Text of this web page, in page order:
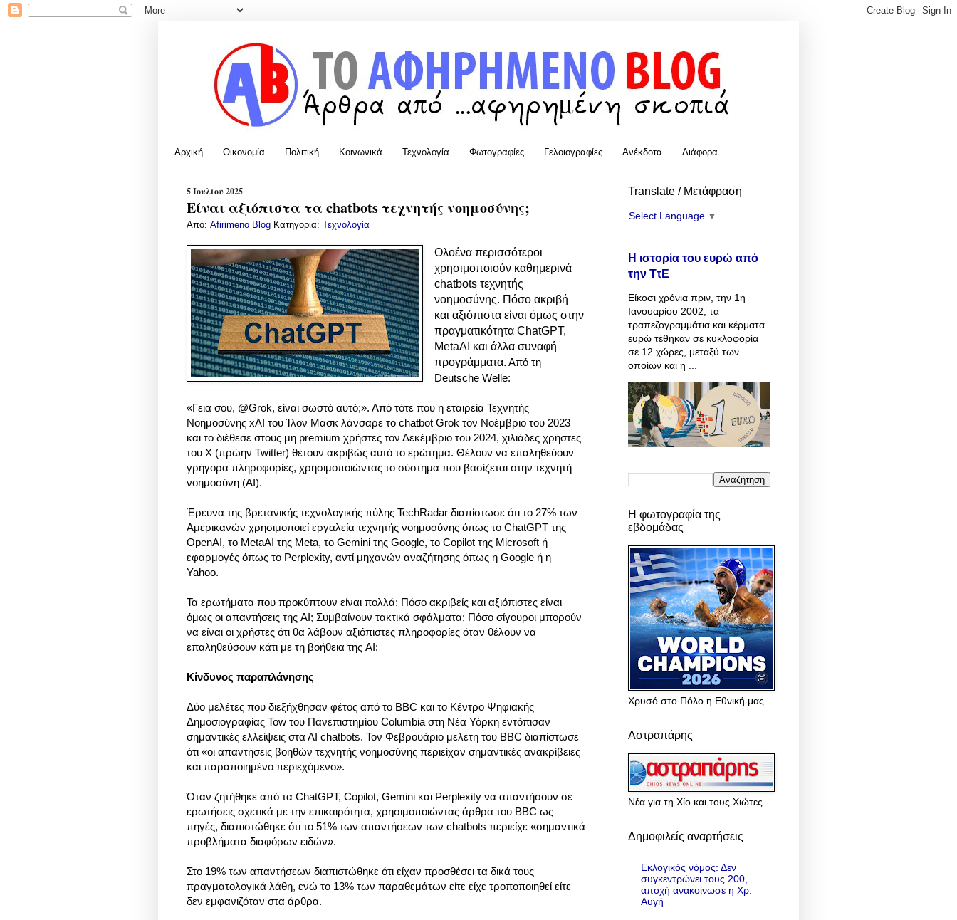
Αρχική Οικονομία Πολιτική Κοινωνικά Τεχνολογία Φωτογραφίες Γελοιογραφίες Ανέκδοτα Διάφορα
5 Ιουλίου 2025
Είναι αξιόπιστα τα chatbots τεχνητής νοημοσύνης;
Από: Afirimeno Blog Κατηγορία: Τεχνολογία
Ολοένα περισσότεροι
χρησιμοποιούν καθημερινά
chatbots τεχνητής
νοημοσύνης. Πόσο ακριβή
και αξιόπιστα είναι όμως στην
πραγματικότητα ChatGPT,
ΜetaAI και άλλα συναφή
προγράμματα. Από τη
Deutsche Welle:
«Γεια σου, @Grok, είναι σωστό αυτό;». Από τότε που η εταιρεία Τεχνητής
Νοημοσύνης xAI του Ίλον Μασκ λάνσαρε το chatbot Grok τον Νοέμβριο του 2023
και το διέθεσε στους μη premium χρήστες τον Δεκέμβριο του 2024, χιλιάδες χρήστες
του X (πρώην Twitter) θέτουν ακριβώς αυτό το ερώτημα. Θέλουν να επαληθεύουν
γρήγορα πληροφορίες, χρησιμοποιώντας το σύστημα που βασίζεται στην τεχνητή
νοημοσύνη (AI).
Έρευνα της βρετανικής τεχνολογικής πύλης TechRadar διαπίστωσε ότι το 27% των
Αμερικανών χρησιμοποιεί εργαλεία τεχνητής νοημοσύνης όπως το ChatGPT της
OpenAI, το MetaAI της Meta, το Gemini της Google, το Copilot της Microsoft ή
εφαρμογές όπως το Perplexity, αντί μηχανών αναζήτησης όπως η Google ή η
Yahoo.
Τα ερωτήματα που προκύπτουν είναι πολλά: Πόσο ακριβείς και αξιόπιστες είναι
όμως οι απαντήσεις της AI; Συμβαίνουν τακτικά σφάλματα; Πόσο σίγουροι μπορούν
να είναι οι χρήστες ότι θα λάβουν αξιόπιστες πληροφορίες όταν θέλουν να
επαληθεύσουν κάτι με τη βοήθεια της AI;
Κίνδυνος παραπλάνησης
Δύο μελέτες που διεξήχθησαν φέτος από το BBC και το Κέντρο Ψηφιακής
Δημοσιογραφίας Tow του Πανεπιστημίου Columbia στη Νέα Υόρκη εντόπισαν
σημαντικές ελλείψεις στα ΑΙ chatbots. Τον Φεβρουάριο μελέτη του BBC διαπίστωσε
ότι «οι απαντήσεις βοηθών τεχνητής νοημοσύνης περιείχαν σημαντικές ανακρίβειες
και παραποιημένο περιεχόμενο».
Όταν ζητήθηκε από τα ChatGPT, Copilot, Gemini και Perplexity να απαντήσουν σε
ερωτήσεις σχετικά με την επικαιρότητα, χρησιμοποιώντας άρθρα του BBC ως
πηγές, διαπιστώθηκε ότι το 51% των απαντήσεων των chatbots περιείχε «σημαντικά
προβλήματα διαφόρων ειδών».
Στο 19% των απαντήσεων διαπιστώθηκε ότι είχαν προσθέσει τα δικά τους
πραγματολογικά λάθη, ενώ το 13% των παραθεμάτων είτε είχε τροποποιηθεί είτε
δεν εμφανιζόταν στα άρθρα.
Translate / Μετάφραση
Select Language ▼
Η ιστορία του ευρώ από
την ΤτΕ
Είκοσι χρόνια πριν, την 1η
Ιανουαρίου 2002, τα
τραπεζογραμμάτια και κέρματα
ευρώ τέθηκαν σε κυκλοφορία
σε 12 χώρες, μεταξύ των
οποίων και η ...
Η φωτογραφία της
εβδομάδας
Χρυσό στο Πόλο η Εθνική μας
Αστραπάρης
Νέα για τη Χίο και τους Χιώτες
Δημοφιλείς αναρτήσεις
Εκλογικός νόμος: Δεν
συγκεντρώνει τους 200,
αποχή ανακοίνωσε η Χρ.
Αυγή